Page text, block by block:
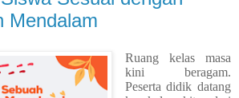
Mendalam
Ruang kelas masa
kini beragam.
Peserta didik datang